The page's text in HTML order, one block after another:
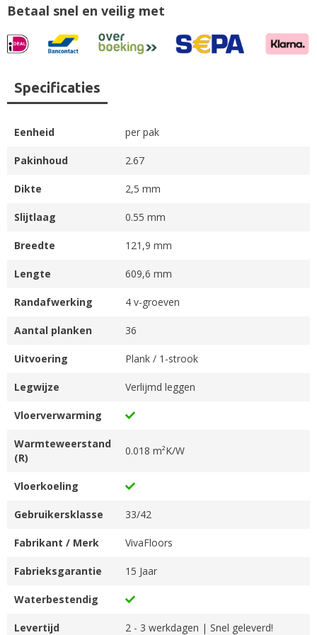
Betaal snel en veilig met
Specificaties
Eenheid per pak
Pakinhoud 2.67
Dikte 2,5 mm
Slijtlaag 0.55 mm
Breedte 121,9 mm
Lengte 609,6 mm
Randafwerking 4 v-groeven
Aantal planken 36
Uitvoering Plank / 1-strook
Legwijze Verlijmd leggen
Vloerverwarming
Warmteweerstand
(R)
0.018 m²K/W
Vloerkoeling
Gebruikersklasse 33/42
Fabrikant / Merk VivaFloors
Fabrieksgarantie 15 Jaar
Waterbestendig
Levertijd 2 - 3 werkdagen | Snel geleverd!